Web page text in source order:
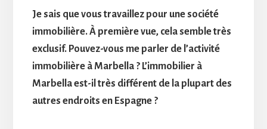
Je sais que vous travaillez pour une société
immobilière. À première vue, cela semble très
exclusif. Pouvez-vous me parler de l’activité
immobilière à Marbella ? L’immobilier à
Marbella est-il très différent de la plupart des
autres endroits en Espagne ?